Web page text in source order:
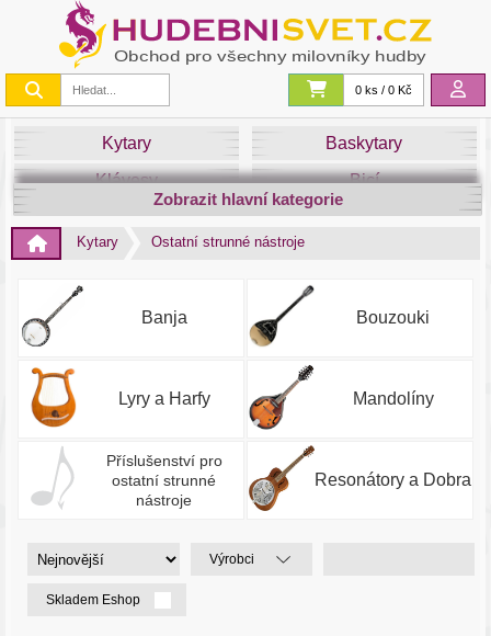
0 ks / 0 Kč
Kytary
Baskytary
Klávesy
Bicí
Smyčce
Dechy
Zvuk&Studio
Zobrazit hlavní kategorie
Kytary Ostatní strunné nástroje
Banja Bouzouki
Lyry a Harfy Mandolíny
Příslušenství pro
ostatní strunné
nástroje
Resonátory a Dobra
Výrobci
Skladem Eshop